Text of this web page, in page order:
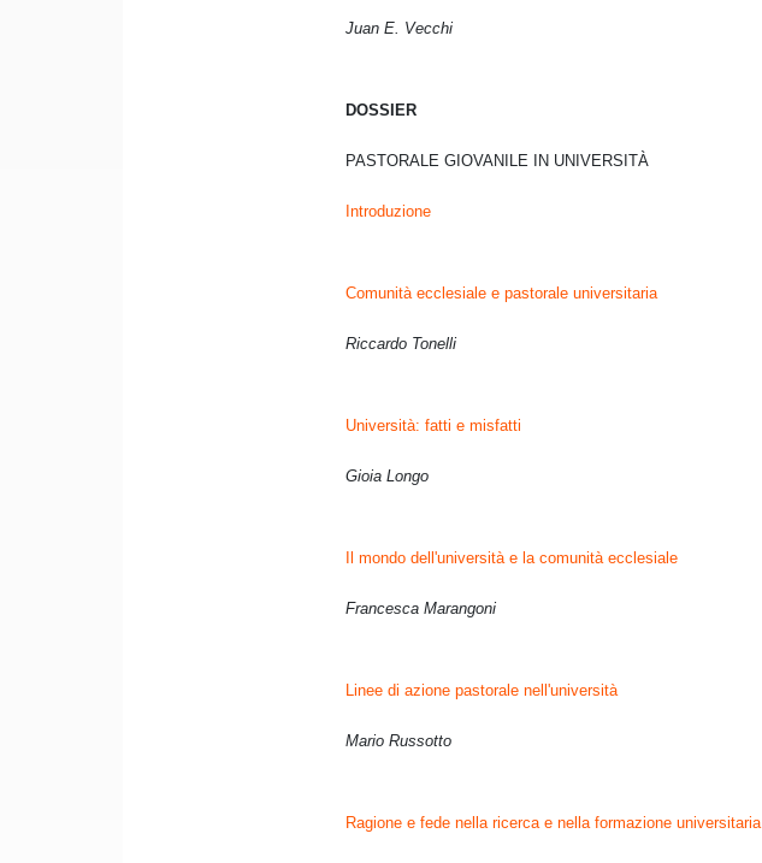
Juan E. Vecchi
DOSSIER
PASTORALE GIOVANILE IN UNIVERSITÀ
Introduzione
Comunità ecclesiale e pastorale universitaria
Riccardo Tonelli
Università: fatti e misfatti
Gioia Longo
Il mondo dell'università e la comunità ecclesiale
Francesca Marangoni
Linee di azione pastorale nell'università
Mario Russotto
Ragione e fede nella ricerca e nella formazione universitaria